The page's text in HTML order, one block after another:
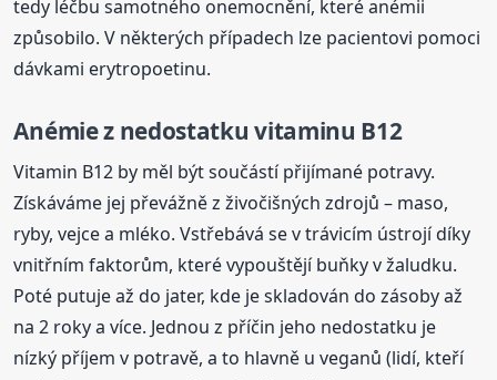
tedy léčbu samotného onemocnění, které anémii
způsobilo. V některých případech lze pacientovi pomoci
dávkami erytropoetinu.
Anémie z nedostatku vitaminu B12
Vitamin B12 by měl být součástí přijímané potravy.
Získáváme jej převážně z živočišných zdrojů – maso,
ryby, vejce a mléko. Vstřebává se v trávicím ústrojí díky
vnitřním faktorům, které vypouštějí buňky v žaludku.
Poté putuje až do jater, kde je skladován do zásoby až
na 2 roky a více. Jednou z příčin jeho nedostatku je
nízký příjem v potravě, a to hlavně u veganů (lidí, kteří